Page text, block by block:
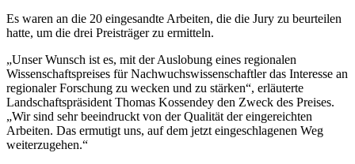
Es waren an die 20 eingesandte Arbeiten, die die Jury zu beurteilen
hatte, um die drei Preisträger zu ermitteln.
„Unser Wunsch ist es, mit der Auslobung eines regionalen
Wissenschaftspreises für Nachwuchswissenschaftler das Interesse an
regionaler Forschung zu wecken und zu stärken“, erläuterte
Landschaftspräsident Thomas Kossendey den Zweck des Preises.
„Wir sind sehr beeindruckt von der Qualität der eingereichten
Arbeiten. Das ermutigt uns, auf dem jetzt eingeschlagenen Weg
weiterzugehen.“